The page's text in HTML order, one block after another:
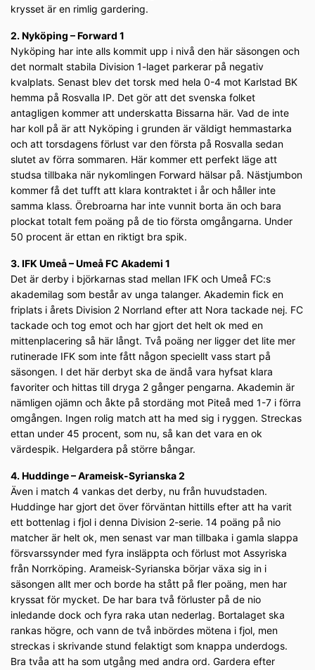
krysset är en rimlig gardering.
2. Nyköping – Forward 1
Nyköping har inte alls kommit upp i nivå den här säsongen och
det normalt stabila Division 1-laget parkerar på negativ
kvalplats. Senast blev det torsk med hela 0-4 mot Karlstad BK
hemma på Rosvalla IP. Det gör att det svenska folket
antagligen kommer att underskatta Bissarna här. Vad de inte
har koll på är att Nyköping i grunden är väldigt hemmastarka
och att torsdagens förlust var den första på Rosvalla sedan
slutet av förra sommaren. Här kommer ett perfekt läge att
studsa tillbaka när nykomlingen Forward hälsar på. Nästjumbon
kommer få det tufft att klara kontraktet i år och håller inte
samma klass. Örebroarna har inte vunnit borta än och bara
plockat totalt fem poäng på de tio första omgångarna. Under
50 procent är ettan en riktigt bra spik.
3. IFK Umeå – Umeå FC Akademi 1
Det är derby i björkarnas stad mellan IFK och Umeå FC:s
akademilag som består av unga talanger. Akademin fick en
friplats i årets Division 2 Norrland efter att Nora tackade nej. FC
tackade och tog emot och har gjort det helt ok med en
mittenplacering så här långt. Två poäng ner ligger det lite mer
rutinerade IFK som inte fått någon speciellt vass start på
säsongen. I det här derbyt ska de ändå vara hyfsat klara
favoriter och hittas till dryga 2 gånger pengarna. Akademin är
nämligen ojämn och åkte på stordäng mot Piteå med 1-7 i förra
omgången. Ingen rolig match att ha med sig i ryggen. Streckas
ettan under 45 procent, som nu, så kan det vara en ok
värdespik. Helgardera på större bångar.
4. Huddinge – Arameisk-Syrianska 2
Även i match 4 vankas det derby, nu från huvudstaden.
Huddinge har gjort det över förväntan hittills efter att ha varit
ett bottenlag i fjol i denna Division 2-serie. 14 poäng på nio
matcher är helt ok, men senast var man tillbaka i gamla slappa
försvarssynder med fyra insläppta och förlust mot Assyriska
från Norrköping. Arameisk-Syrianska börjar växa sig in i
säsongen allt mer och borde ha stått på fler poäng, men har
kryssat för mycket. De har bara två förluster på de nio
inledande dock och fyra raka utan nederlag. Bortalaget ska
rankas högre, och vann de två inbördes mötena i fjol, men
streckas i skrivande stund felaktigt som knappa underdogs.
Bra tvåa att ha som utgång med andra ord. Gardera efter